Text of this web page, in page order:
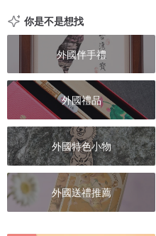
你是不是想找
外國伴手禮
外國禮品
外國特色小物
外國送禮推薦